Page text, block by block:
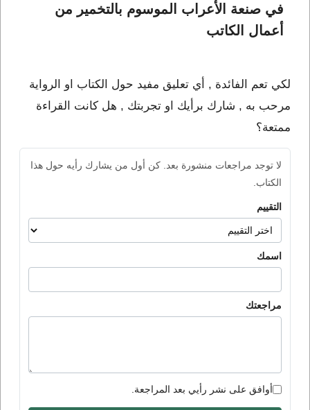
في صنعة الأعراب الموسوم بالتخمير من
أعمال الكاتب
لكي تعم الفائدة , أي تعليق مفيد حول الكتاب او الرواية
مرحب به , شارك برأيك او تجربتك , هل كانت القراءة
ممتعة؟
لا توجد مراجعات منشورة بعد. كن أول من يشارك رأيه حول هذا
الكتاب.
التقييم
اسمك
مراجعتك
أوافق على نشر رأيي بعد المراجعة.